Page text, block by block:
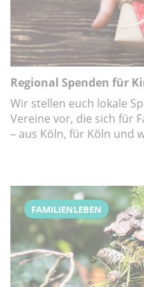
Regional Spenden für
Wir stellen euch lokale
Vereine vor, die sich für
– aus Köln, für Köln und
FAMILIENLEBEN